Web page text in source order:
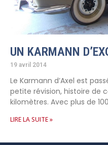
UN KARMANN
19 avril 2014
Le Karmann d’Axel est
petite révision, histoire de
kilomètres. Avec plus de
LIRE LA SUITE »